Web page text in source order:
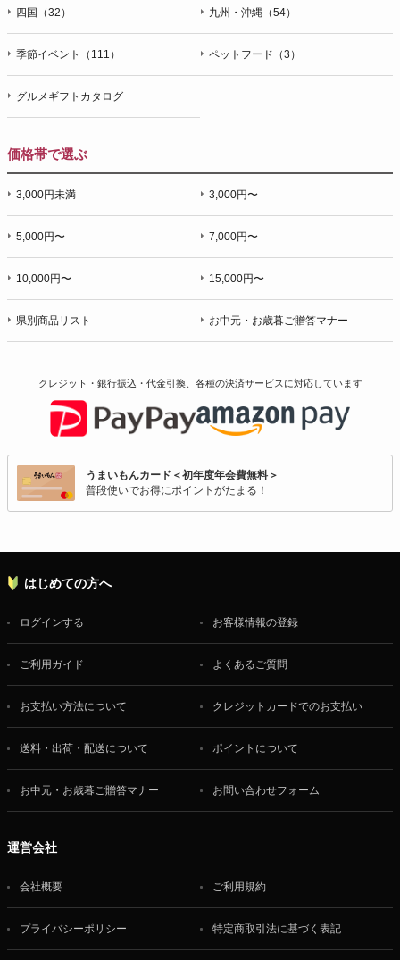
四国（32） 九州・沖縄（54）
季節イベント（111） ペットフード（3）
グルメギフトカタログ
価格帯で選ぶ
3,000円未満 3,000円〜
5,000円〜 7,000円〜
10,000円〜 15,000円〜
県別商品リスト お中元・お歳暮ご贈答マナー
クレジット・銀行振込・代金引換、各種の決済サービスに対応しています
うまいもんカード＜初年度年会費無料＞
普段使いでお得にポイントがたまる！
はじめての方へ
ログインする お客様情報の登録
ご利用ガイド よくあるご質問
お支払い方法について クレジットカードでのお支払い
送料・出荷・配送について ポイントについて
お中元・お歳暮ご贈答マナー お問い合わせフォーム
運営会社
会社概要 ご利用規約
プライバシーポリシー 特定商取引法に基づく表記